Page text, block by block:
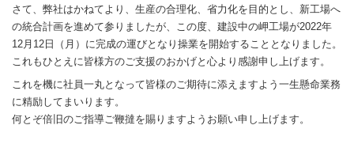
さて、弊社はかねてより、生産の合理化、省力化を目的とし、新工場へ
の統合計画を進めて参りましたが、この度、建設中の岬工場が2022年
12月12日（月）に完成の運びとなり操業を開始することとなりました。
これもひとえに皆様方のご支援のおかげと心より感謝申し上げます。
これを機に社員一丸となって皆様のご期待に添えますよう一生懸命業務
に精励してまいります。
何とぞ倍旧のご指導ご鞭撻を賜りますようお願い申し上げます。